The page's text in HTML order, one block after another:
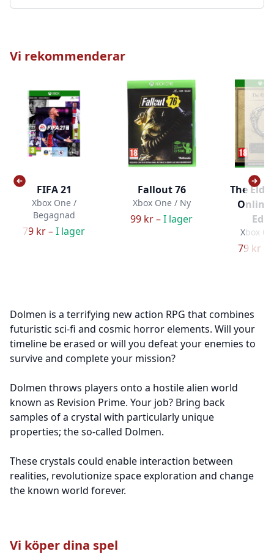
Vi rekommenderar
FIFA 21
Xbox One /
Begagnad
79 kr –I lager
Fallout 76
Xbox One / Ny
99 kr –I lager
The
Online
Xbox
79 kr –
Dolmen is a terrifying new action RPG that combines
futuristic sci-fi and cosmic horror elements. Will your
timeline be erased or will you defeat your enemies to
survive and complete your mission?
Dolmen throws players onto a hostile alien world
known as Revision Prime. Your job? Bring back
samples of a crystal with particularly unique
properties; the so-called Dolmen.
These crystals could enable interaction between
realities, revolutionize space exploration and change
the known world forever.
Vi köper dina spel